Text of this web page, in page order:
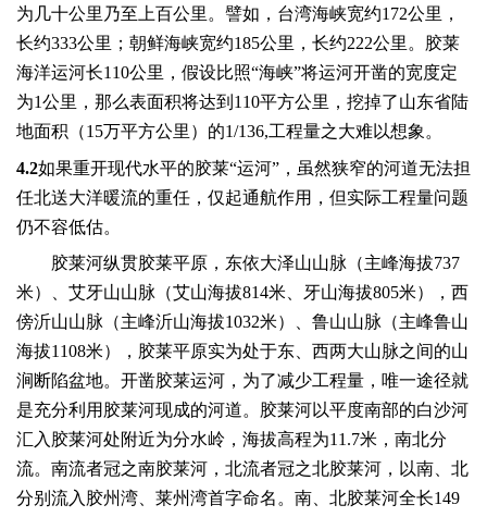
为几十公里乃至上百公里。譬如，台湾海峡宽约172公里，
长约333公里；朝鲜海峡宽约185公里，长约222公里。胶莱
海洋运河长110公里，假设比照“海峡”将运河开凿的宽度定
为1公里，那么表面积将达到 110平方公里，挖掉了山东省陆
地面积（15万平方公里）的1/136,工程量之大难以想象。
4.2如果重开现代水平的胶莱“运河”，虽然狭窄的河道无法担
任北送大洋暖流的重任，仅起通航作用，但实际工程量问题
仍不容低估。
胶莱河纵贯胶莱平原，东依大泽山山脉（主峰海拔737
米）、艾牙山山脉（艾山海拔814米 、牙山海拔805米），西
傍沂山山脉（主峰沂山海拔1032米）、鲁山山脉（主峰鲁山
海拔1108米），胶莱平原实为处于东、西两大山脉之间的山
涧断陷盆地。开凿胶莱运河，为了减少工程量，唯一途径就
是充分利用胶莱河现成的河道。胶莱河以平度南部的白沙河
汇入胶莱河处附近为分水岭，海拔高程为11.7米 ，南北分
流。南流者冠之南胶莱河，北流者冠之北胶莱河，以南、北
分别流入胶州湾、莱州湾首字命名。南、北胶莱河全长149